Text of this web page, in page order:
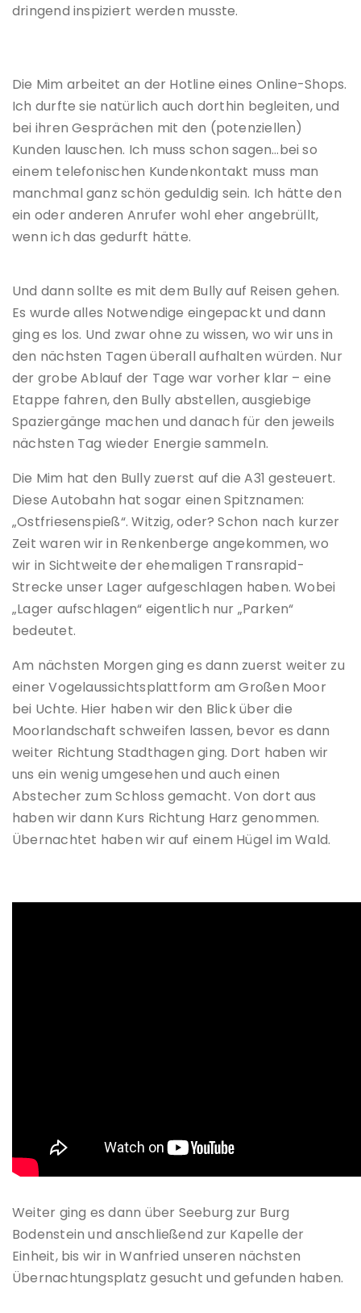
dringend inspiziert werden musste.
Die Mim arbeitet an der Hotline eines Online-Shops.
Ich durfte sie natürlich auch dorthin begleiten, und
bei ihren Gesprächen mit den (potenziellen)
Kunden lauschen. Ich muss schon sagen…bei so
einem telefonischen Kundenkontakt muss man
manchmal ganz schön geduldig sein. Ich hätte den
ein oder anderen Anrufer wohl eher angebrüllt,
wenn ich das gedurft hätte.
Und dann sollte es mit dem Bully auf Reisen gehen.
Es wurde alles Notwendige eingepackt und dann
ging es los. Und zwar ohne zu wissen, wo wir uns in
den nächsten Tagen überall aufhalten würden. Nur
der grobe Ablauf der Tage war vorher klar – eine
Etappe fahren, den Bully abstellen, ausgiebige
Spaziergänge machen und danach für den jeweils
nächsten Tag wieder Energie sammeln.
Die Mim hat den Bully zuerst auf die A31 gesteuert.
Diese Autobahn hat sogar einen Spitznamen:
„Ostfriesenspieß“. Witzig, oder? Schon nach kurzer
Zeit waren wir in Renkenberge angekommen, wo
wir in Sichtweite der ehemaligen Transrapid-
Strecke unser Lager aufgeschlagen haben. Wobei
„Lager aufschlagen“ eigentlich nur „Parken“
bedeutet.
Am nächsten Morgen ging es dann zuerst weiter zu
einer Vogelaussichtsplattform am Großen Moor
bei Uchte. Hier haben wir den Blick über die
Moorlandschaft schweifen lassen, bevor es dann
weiter Richtung Stadthagen ging. Dort haben wir
uns ein wenig umgesehen und auch einen
Abstecher zum Schloss gemacht. Von dort aus
haben wir dann Kurs Richtung Harz genommen.
Übernachtet haben wir auf einem Hügel im Wald.
Weiter ging es dann über Seeburg zur Burg
Bodenstein und anschließend zur Kapelle der
Einheit, bis wir in Wanfried unseren nächsten
Übernachtungsplatz gesucht und gefunden haben.